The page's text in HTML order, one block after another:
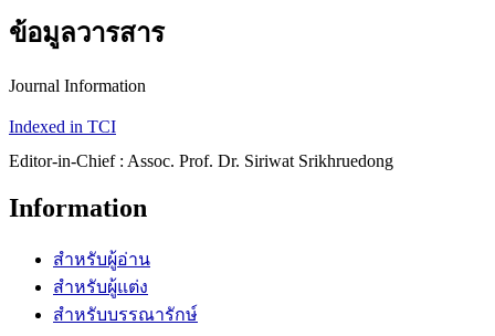
ข้อมูลวารสาร
Journal Information
Indexed in TCI
Editor-in-Chief : Assoc. Prof. Dr. Siriwat Srikhruedong
Information
สำหรับผู้อ่าน
สำหรับผู้แต่ง
สำหรับบรรณารักษ์